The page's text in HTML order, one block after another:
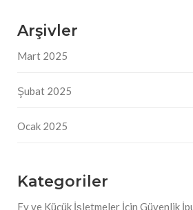
Arşivler
Mart 2025
Şubat 2025
Ocak 2025
Kategoriler
Ev ve Küçük İşletmeler İçin Güvenlik